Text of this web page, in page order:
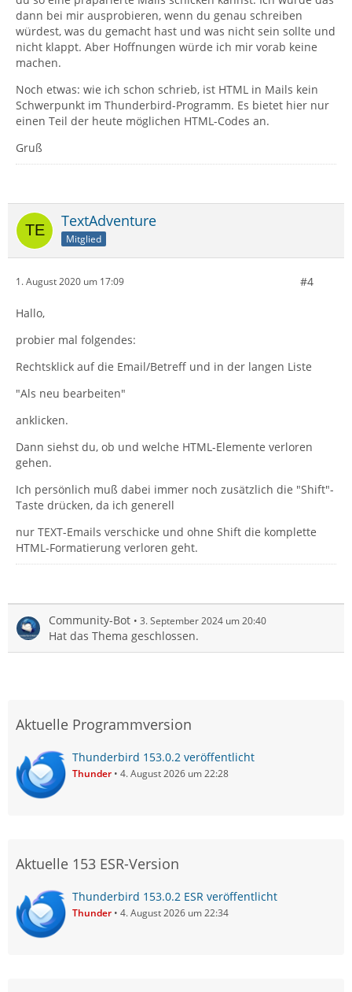
dann bei mir ausprobieren, wenn du genau schreiben
würdest, was du gemacht hast und was nicht sein sollte und
nicht klappt. Aber Hoffnungen würde ich mir vorab keine
machen.
Noch etwas: wie ich schon schrieb, ist HTML in Mails kein
Schwerpunkt im Thunderbird-Programm. Es bietet hier nur
einen Teil der heute möglichen HTML-Codes an.
Gruß
TextAdventure
Mitglied
1. August 2020 um 17:09 #4
Hallo,
probier mal folgendes:
Rechtsklick auf die Email/Betreff und in der langen Liste
"Als neu bearbeiten"
anklicken.
Dann siehst du, ob und welche HTML-Elemente verloren
gehen.
Ich persönlich muß dabei immer noch zusätzlich die "Shift"-
Taste drücken, da ich generell
nur TEXT-Emails verschicke und ohne Shift die komplette
HTML-Formatierung verloren geht.
Community-Bot 3. September 2024 um 20:40
Hat das Thema geschlossen.
Aktuelle Programmversion
Thunderbird 153.0.2 veröffentlicht
Thunder 4. August 2026 um 22:28
Aktuelle 153 ESR-Version
Thunderbird 153.0.2 ESR veröffentlicht
Thunder 4. August 2026 um 22:34